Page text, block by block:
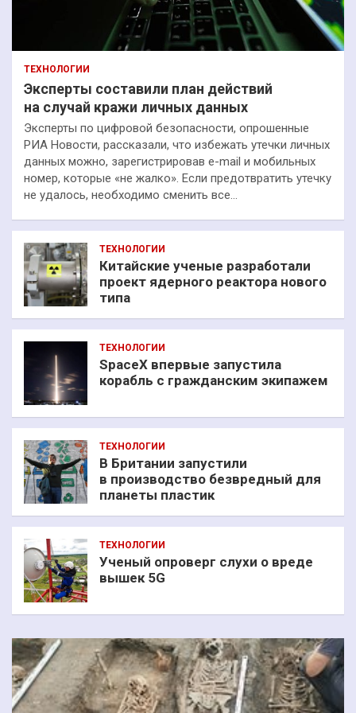
ТЕХНОЛОГИИ
Эксперты составили план действий
на случай кражи личных данных
Эксперты по цифровой безопасности, опрошенные
РИА Новости, рассказали, что избежать утечки личных
данных можно, зарегистрировав e-mail и мобильных
номер, которые «не жалко». Если предотвратить утечку
не удалось, необходимо сменить все…
ТЕХНОЛОГИИ
Китайские ученые разработали
проект ядерного реактора нового
типа
ТЕХНОЛОГИИ
SpaceX впервые запустила
корабль с гражданским экипажем
ТЕХНОЛОГИИ
В Британии запустили
в производство безвредный для
планеты пластик
ТЕХНОЛОГИИ
Ученый опроверг слухи о вреде
вышек 5G